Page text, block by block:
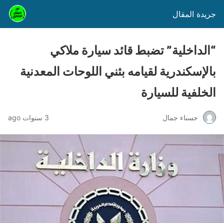
جريدة المقال
“الداخلية” تضبط قائد سيارة ملاكي
بالإسكندرية لقيامه بثني اللوحات المعدنية
الخلفية للسيارة
حسناء جمال 3 سنوات ago